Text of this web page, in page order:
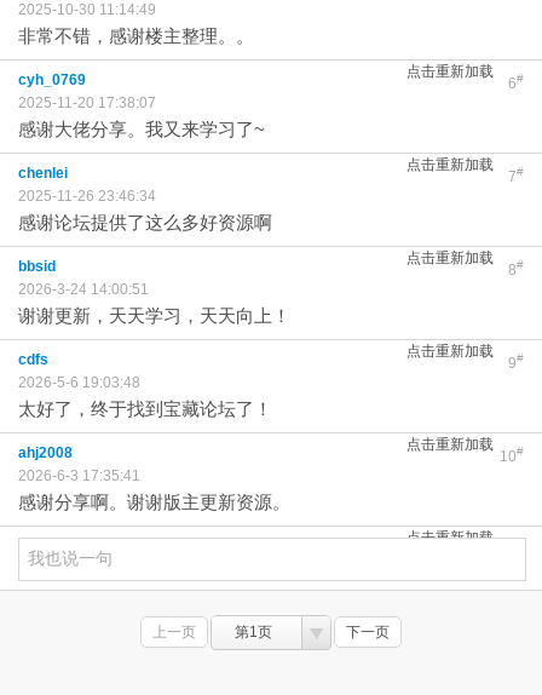
2025-10-30 11:14:49
非常不错，感谢楼主整理。。
点击重新加载
6#
cyh_0769
2025-11-20 17:38:07
感谢大佬分享。我又来学习了~
点击重新加载
7#
chenlei
2025-11-26 23:46:34
感谢论坛提供了这么多好资源啊
点击重新加载
8#
bbsid
2026-3-24 14:00:51
谢谢更新，天天学习，天天向上！
点击重新加载
9#
cdfs
2026-5-6 19:03:48
太好了，终于找到宝藏论坛了！
点击重新加载
10#
ahj2008
2026-6-3 17:35:41
感谢分享啊。谢谢版主更新资源。
点击重新加载
上一页 第1页 下一页